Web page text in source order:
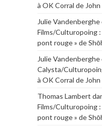
à OK Corral de
Julie Vandenberghe
Films/Culturopoing :
pont rouge » de
Julie Vandenberghe
Calysta/
à OK Corral de
Thomas Lambert
Films/Culturopoing :
pont rouge » de